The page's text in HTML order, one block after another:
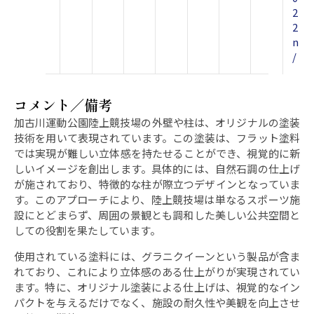
2
2
n
/
コメント／備考
加古川運動公園陸上競技場の外壁や柱は、オリジナルの塗装
技術を用いて表現されています。この塗装は、フラット塗料
では実現が難しい立体感を持たせることができ、視覚的に新
しいイメージを創出します。具体的には、自然石調の仕上げ
が施されており、特徴的な柱が際立つデザインとなっていま
す。このアプローチにより、陸上競技場は単なるスポーツ施
設にとどまらず、周囲の景観とも調和した美しい公共空間と
しての役割を果たしています。
使用されている塗料には、グラニクイーンという製品が含ま
れており、これにより立体感のある仕上がりが実現されてい
ます。特に、オリジナル塗装による仕上げは、視覚的なイン
パクトを与えるだけでなく、施設の耐久性や美観を向上させ